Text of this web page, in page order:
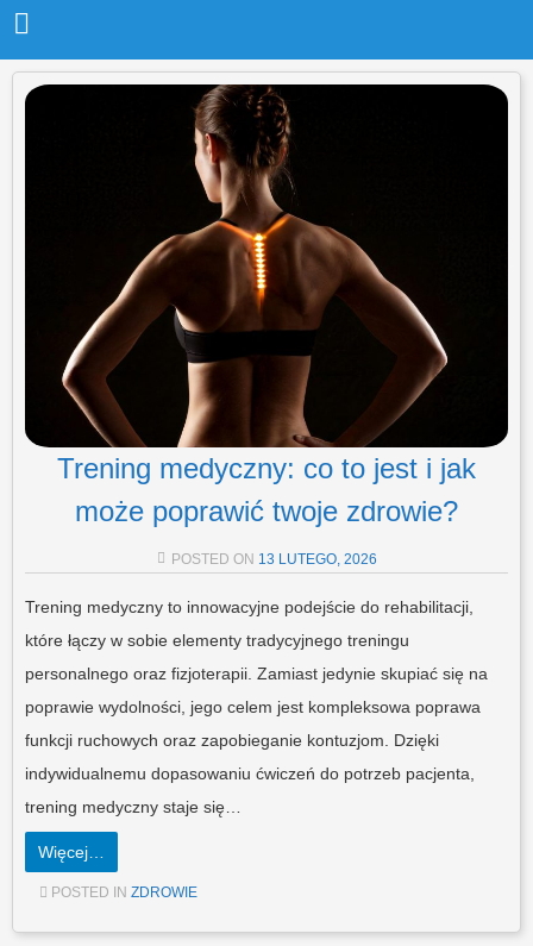
Trening medyczny: co to jest i jak
może poprawić twoje zdrowie?
POSTED ON 13 LUTEGO, 2026
Trening medyczny to innowacyjne podejście do rehabilitacji,
które łączy w sobie elementy tradycyjnego treningu
personalnego oraz fizjoterapii. Zamiast jedynie skupiać się na
poprawie wydolności, jego celem jest kompleksowa poprawa
funkcji ruchowych oraz zapobieganie kontuzjom. Dzięki
indywidualnemu dopasowaniu ćwiczeń do potrzeb pacjenta,
trening medyczny staje się…
Więcej…
POSTED IN ZDROWIE